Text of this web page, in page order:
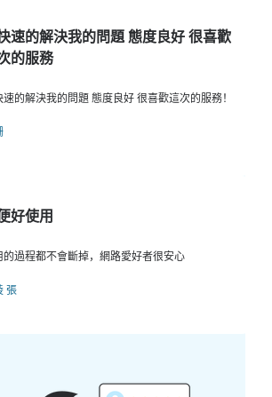
速的解決我的問題 態度良好 很喜歡
的服務
速的解決我的問題 態度良好 很喜歡這次的服務！
好使用
的過程都不會斷掉，網路愛好者很安心
張